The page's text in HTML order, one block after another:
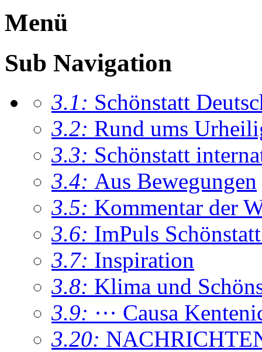
Menü
Sub Navigation
3.1: Schönstatt
3.2: Rund ums
3.3: Schönstatt
3.4: Aus Bewegungen
3.5: Kommentar der
3.6: ImPuls
3.7: Inspiration
3.8: Klima und
3.9: ··· Causa
3.20: